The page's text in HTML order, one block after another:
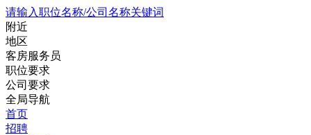
请输入职位名称/公司名称关键词
附近
地区
客房服务员
职位要求
公司要求
全局导航
首页
招聘